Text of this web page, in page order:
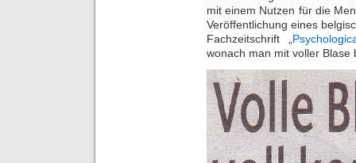
mit einem Nutzen für die
Veröffentlichung eines
Fachzeitschrift „
wonach man mit voller Blase